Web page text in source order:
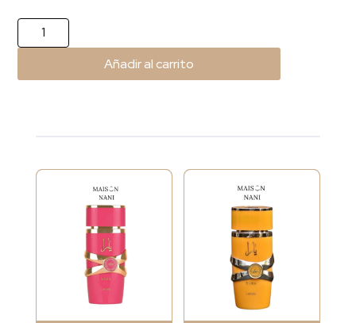
Ameerat
Al
Añadir al carrito